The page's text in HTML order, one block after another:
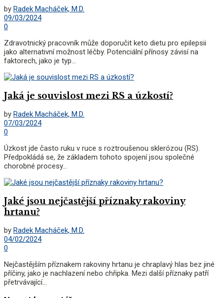
by Radek Macháček, M.D.
09/03/2024
0
Zdravotnický pracovník může doporučit keto dietu pro epilepsii
jako alternativní možnost léčby. Potenciální přínosy závisí na
faktorech, jako je typ...
Jaká je souvislost mezi RS a úzkostí?
by Radek Macháček, M.D.
07/03/2024
0
Úzkost jde často ruku v ruce s roztroušenou sklerózou (RS).
Předpokládá se, že základem tohoto spojení jsou společné
chorobné procesy...
Jaké jsou nejčastější příznaky rakoviny
hrtanu?
by Radek Macháček, M.D.
04/02/2024
0
Nejčastějším příznakem rakoviny hrtanu je chraplavý hlas bez jiné
příčiny, jako je nachlazení nebo chřipka. Mezi další příznaky patří
přetrvávající...